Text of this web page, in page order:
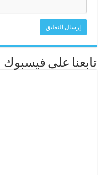
تابعنا على فيسبوك